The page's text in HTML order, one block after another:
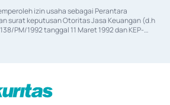
izin usaha sebagai Perantara
surat keputusan Otoritas Jasa Keuangan (d.h
PM/1992 tanggal 11 Maret 1992 dan KEP-
2014, izin usaha sebagai Penjamin Emisi
Otoritas Jasa Keuangan Nomor KEP-
Otoritas Jasa Keuangan Nomor S-
2017, dan beberapa izin usaha lainnya